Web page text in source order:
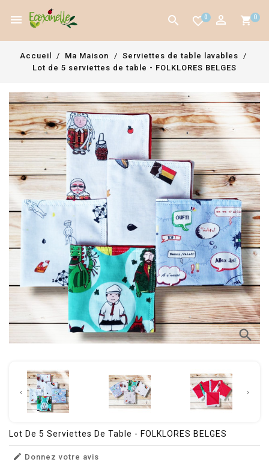
0

favorite_border0


Accueil Ma Maison
Serviettes de table lavables
Lot de 5 serviettes de table - FOLKLORES BELGES
search
‹ ›
Lot De 5 Serviettes De Table - FOLKLORES BELGES
 Donnez votre avis